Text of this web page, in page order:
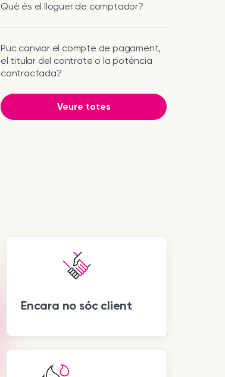
Què és el lloguer de comptador?
Puc canviar el compte de pagament,
el titular del contrate o la potència
contractada?
Veure totes
Encara no sóc client